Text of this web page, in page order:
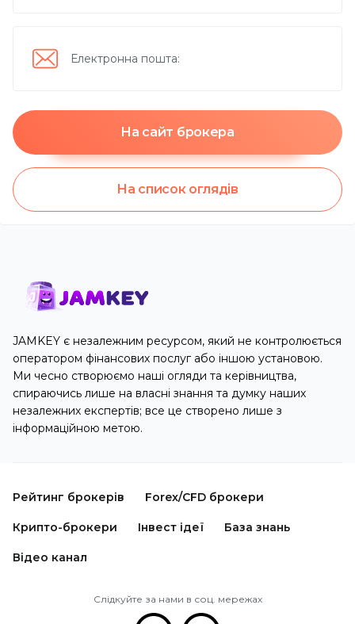
Електронна пошта:
На сайт брокера
На список оглядів
JAMKEY є незалежним ресурсом, який не контролюється
оператором фінансових послуг або іншою установою.
Ми чесно створюємо наші огляди та керівництва,
спираючись лише на власні знання та думку наших
незалежних експертів; все це створено лише з
інформаційною метою.
Рейтинг брокерів Forex/CFD брокери
Крипто-брокери Інвест ідеї База знань
Відео канал
Слідкуйте за нами в соц. мережах